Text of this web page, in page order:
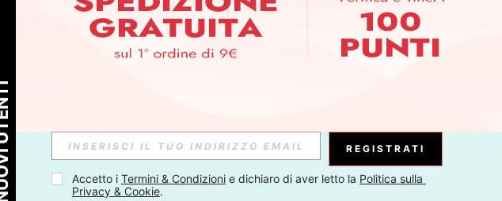
ALLA NOSTRA NEWSLETTER PER SCOPRIRE LE ULTIME TENDENZE IN ANTEPRIMA! (È
ANNULLARE LA SOTTOSCRIZIONE IN QUALSIASI MOMENTO).
+ 39 Abbonati
+ 39
REGISTRATI
Accetto i Termini & Condizioni e dichiaro di aver letto la Politica sulla
Privacy & Cookie.